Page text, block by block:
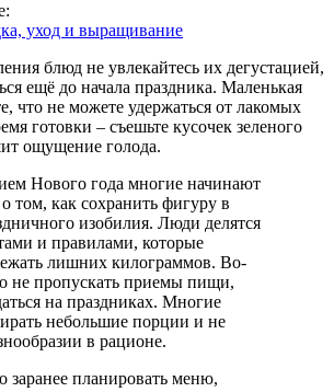
уход и выращивание
блюд не увлекайтесь их дегустацией,
ещё до начала праздника. Маленькая
что не можете удержаться от лакомых
готовки ‒ съешьте кусочек зеленого
ощущение голода.
Нового года многие начинают
том, как сохранить фигуру в
изобилия. Люди делятся
и правилами, которые
лишних килограммов. Во-
не пропускать приемы пищи,
на праздниках. Многие
небольшие порции и не
в рационе.
заранее планировать меню,